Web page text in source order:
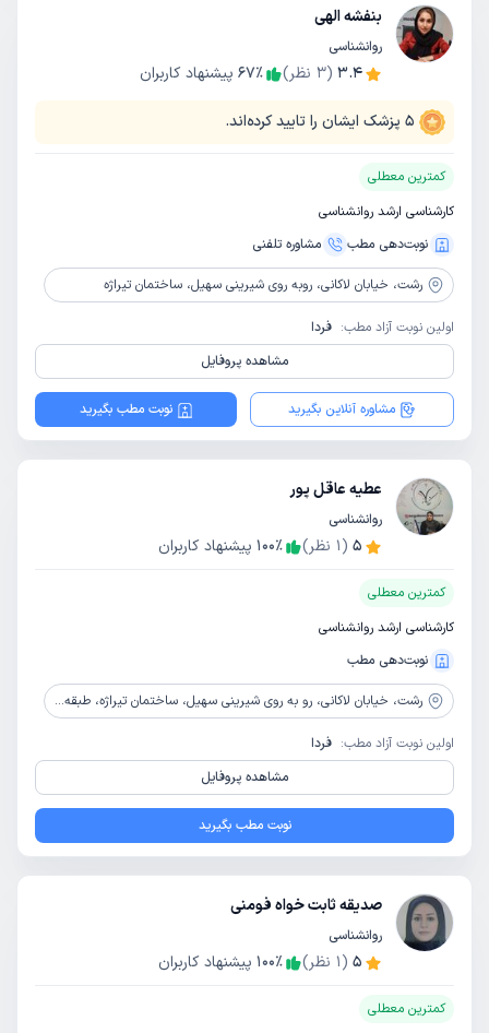
بنفشه الهی
روانشناسی
3.4
(
3 نظر) 67٪ پیشنهاد کاربران
5 پزشک ایشان را تایید کرده‌اند.
کمترین معطلی
کارشناسی ارشد روانشناسی
نوبت‌دهی مطب
مشاوره‌ تلفنی
رشت، خیابان لاکانی، روبه روی شیرینی سهیل، ساختمان تیراژه
اولین نوبت آزاد مطب: فردا
مشاهده پروفایل
مشاوره آنلاین بگیرید نوبت مطب بگیرید
عطیه عاقل پور
روانشناسی
5
(
1 نظر) 100٪ پیشنهاد کاربران
کمترین معطلی
کارشناسی ارشد روانشناسی
نوبت‌دهی مطب
رشت، خیابان لاکانی، رو به روی شیرینی سهیل، ساختمان تیراژه، طبقه3، مرکز خدمات روانشناسی و مشاوره نگاه نو
اولین نوبت آزاد مطب: فردا
مشاهده پروفایل
نوبت مطب بگیرید
صدیقه ثابت خواه فومنی
روانشناسی
5
(
1 نظر) 100٪ پیشنهاد کاربران
کمترین معطلی